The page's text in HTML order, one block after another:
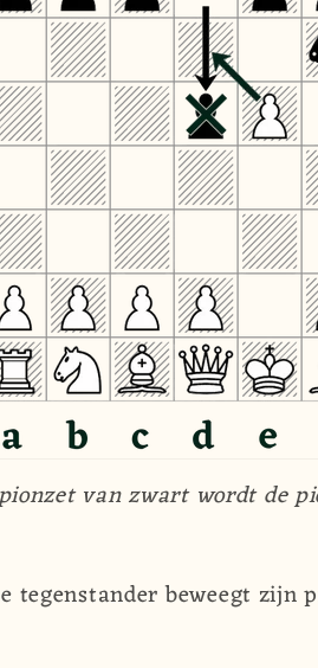
van zwart wordt de
tegenstander beweegt zijn